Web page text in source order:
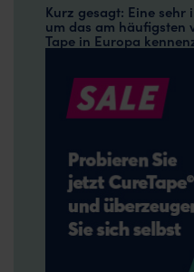
Kurz gesagt: Eine
um das am häufigsten
Tape in Europa